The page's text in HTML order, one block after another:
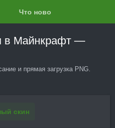
Что нового?
в Майнкрафт —
и прямая загрузка PNG.
скин